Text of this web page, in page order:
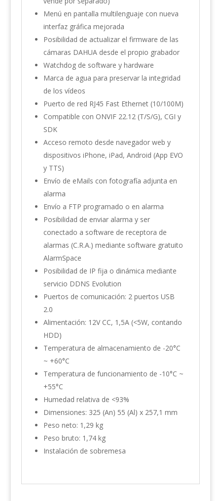
Menú en pantalla multilenguaje con nueva
interfaz gráfica mejorada
Posibilidad de actualizar el firmware de las
cámaras DAHUA desde el propio grabador
Watchdog de software y hardware
Marca de agua para preservar la integridad
de los vídeos
Puerto de red RJ45 Fast Ethernet (10/100M)
Compatible con ONVIF 22.12 (T/S/G), CGI y
SDK
Acceso remoto desde navegador web y
dispositivos iPhone, iPad, Android (App EVO
y TTS)
Envío de eMails con fotografía adjunta en
alarma
Envío a FTP programado o en alarma
Posibilidad de enviar alarma y ser
conectado a software de receptora de
alarmas (C.R.A.) mediante software gratuito
AlarmSpace
Posibilidad de IP fija o dinámica mediante
servicio DDNS Evolution
Puertos de comunicación: 2 puertos USB
2.0
Alimentación: 12V CC, 1,5A (<5W, contando
HDD)
Temperatura de almacenamiento de -20°C
~ +60°C
Temperatura de funcionamiento de -10°C ~
+55°C
Humedad relativa de <93%
Dimensiones: 325 (An) 55 (Al) x 257,1 mm
Peso neto: 1,29 kg
Peso bruto: 1,74 kg
Instalación de sobremesa